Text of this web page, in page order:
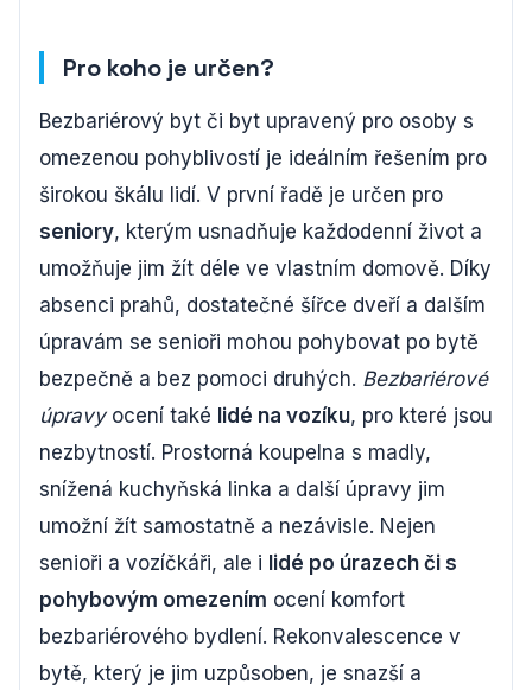
Pro koho je určen?
Bezbariérový byt či byt upravený pro osoby s
omezenou pohyblivostí je ideálním řešením pro
širokou škálu lidí. V první řadě je určen pro
seniory, kterým usnadňuje každodenní život a
umožňuje jim žít déle ve vlastním domově. Díky
absenci prahů, dostatečné šířce dveří a dalším
úpravám se senioři mohou pohybovat po bytě
bezpečně a bez pomoci druhých. Bezbariérové
úpravyocení také lidé na vozíku, pro které jsou
nezbytností. Prostorná koupelna s madly,
snížená kuchyňská linka a další úpravy jim
umožní žít samostatně a nezávisle. Nejen
senioři a vozíčkáři, ale i lidé po úrazech či s
pohybovým omezením ocení komfort
bezbariérového bydlení. Rekonvalescence v
bytě, který je jim uzpůsoben, je snazší a